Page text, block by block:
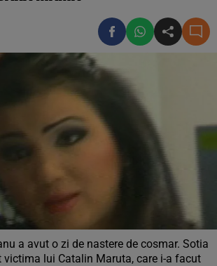
a avut o zi de nastere de cosmar. Sotia
lui Catalin Maruta, care i-a facut